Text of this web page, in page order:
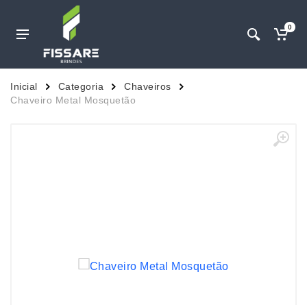
0
Inicial Categoria
Chaveiros
Chaveiro Metal Mosquetão